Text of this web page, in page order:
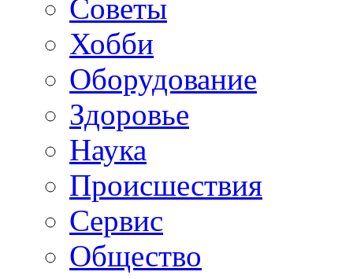
Советы
Хобби
Oборудование
Здоровье
Наука
Происшествия
Сервис
Общество